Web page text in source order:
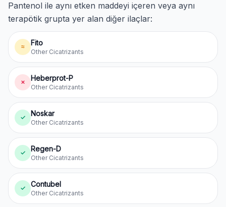
Pantenol ile aynı etken maddeyi içeren veya aynı
terapötik grupta yer alan diğer ilaçlar:
≈ Fito
Other Cicatrizants
✗ Heberprot-P
Other Cicatrizants
✓ Noskar
Other Cicatrizants
✓ Regen-D
Other Cicatrizants
✓ Contubel
Other Cicatrizants